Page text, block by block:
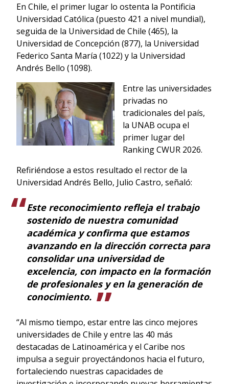
En Chile, el primer lugar lo ostenta la Pontificia
Universidad Católica (puesto 421 a nivel mundial),
seguida de la Universidad de Chile (465), la
Universidad de Concepción (877), la Universidad
Federico Santa María (1022) y la Universidad
Andrés Bello (1098).
Entre las universidades
privadas no
tradicionales del país,
la UNAB ocupa el
primer lugar del
Ranking CWUR 2026.
Refiriéndose a estos resultado el rector de la
Universidad Andrés Bello, Julio Castro, señaló:
Este reconocimiento refleja el trabajo
sostenido de nuestra comunidad
académica y confirma que estamos
avanzando en la dirección correcta para
consolidar una universidad de
excelencia, con impacto en la formación
de profesionales y en la generación de
conocimiento.
“Al mismo tiempo, estar entre las cinco mejores
universidades de Chile y entre las 40 más
destacadas de Latinoamérica y el Caribe nos
impulsa a seguir proyectándonos hacia el futuro,
fortaleciendo nuestras capacidades de